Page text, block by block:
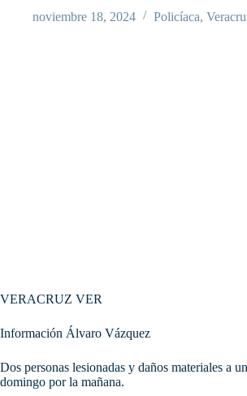
noviembre 18, 2024 Policíaca,
VERACRUZ VER
Información Álvaro Vázquez
Dos personas lesionadas y daños materiales a
domingo por la mañana.